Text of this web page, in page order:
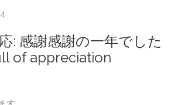
: 感謝感謝の一年でした
of appreciation